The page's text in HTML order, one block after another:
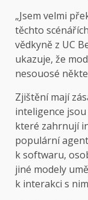
„Jsem velmi
těchto
vědkyně z UC
ukazuje, že
nesouosé
Zjištění mají
inteligence
které zahrnují
populární
k softwaru,
jiné modely
k interakci s